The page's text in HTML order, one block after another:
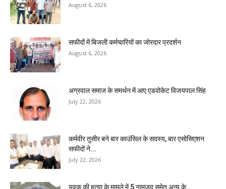
August 6, 2026
सफीदों में बिजली कर्मचारियों का जोरदार प्रदर्शन
August 6, 2026
अग्रवाल समाज के समर्थन में आए एडवोकेट विजयपाल सिंह
July 22, 2026
कर्मवीर तुसीर बने बार काउंसिल के सदस्य, बार एसोसिएशन
सफीदों ने...
July 22, 2026
युवक की हत्या के मामले में 5 नामजद समेत अन्य के...